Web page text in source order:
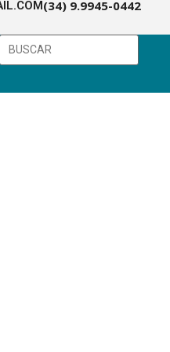
(34) 9.9945-0442